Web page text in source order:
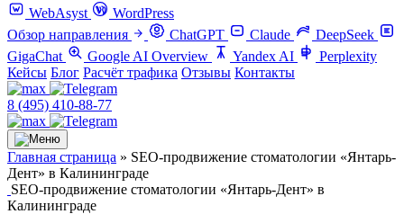
WebAsyst
WordPress
Обзор направления
ChatGPT Claude
DeepSeek
GigaChat
Google AI Overview Yandex AI
Perplexity
Кейсы Блог Расчёт трафика Отзывы Контакты
8 (495) 410-88-77
Главная страница » SEO-продвижение стоматологии «Янтарь-
Дент» в Калининграде
SEO-продвижение стоматологии «Янтарь-Дент» в
Калининграде